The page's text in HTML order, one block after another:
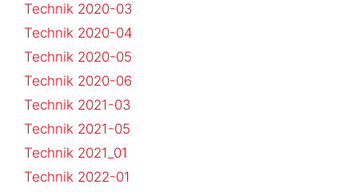
Technik 2020-03
Technik 2020-04
Technik 2020-05
Technik 2020-06
Technik 2021-03
Technik 2021-05
Technik 2021_01
Technik 2022-01